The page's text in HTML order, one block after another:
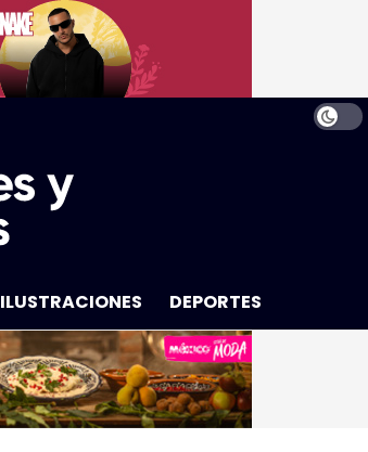
ILUSTRACIONES DEPORTES